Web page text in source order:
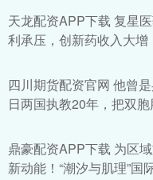
天龙配资APP下载 复星
利承压，创新药收入大
四川期货配资官网 他曾
日两国执教20年，把双
鼎豪配资APP下载 为区
新动能！“潮汐与肌理”国